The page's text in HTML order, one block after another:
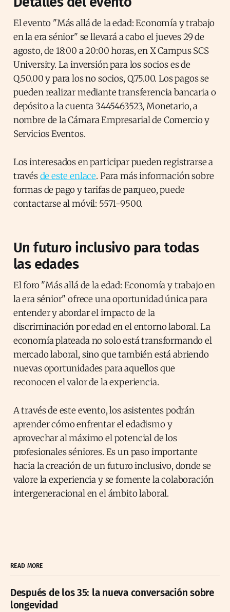
El evento "Más allá de la edad: Economía y trabajo
en la era sénior" se llevará a cabo el jueves 29 de
agosto, de 18:00 a 20:00 horas, en X Campus SCS
University. La inversión para los socios es de
Q.50.00 y para los no socios, Q.75.00. Los pagos se
pueden realizar mediante transferencia bancaria o
depósito a la cuenta 3445463523, Monetario, a
nombre de la Cámara Empresarial de Comercio y
Servicios Eventos.
Los interesados en participar pueden registrarse a
travésde este enlace. Para más información sobre
formas de pago y tarifas de parqueo, puede
contactarse al móvil: 5571-9500.
Un futuro inclusivo para todas
las edades
El foro "Más allá de la edad: Economía y trabajo en
la era sénior" ofrece una oportunidad única para
entender y abordar el impacto de la
discriminación por edad en el entorno laboral. La
economía plateada no solo está transformando el
mercado laboral, sino que también está abriendo
nuevas oportunidades para aquellos que
reconocen el valor de la experiencia.
A través de este evento, los asistentes podrán
aprender cómo enfrentar el edadismo y
aprovechar al máximo el potencial de los
profesionales séniores. Es un paso importante
hacia la creación de un futuro inclusivo, donde se
valore la experiencia y se fomente la colaboración
intergeneracional en el ámbito laboral.
READ MORE
Después de los 35: la nueva conversación sobre
longevidad